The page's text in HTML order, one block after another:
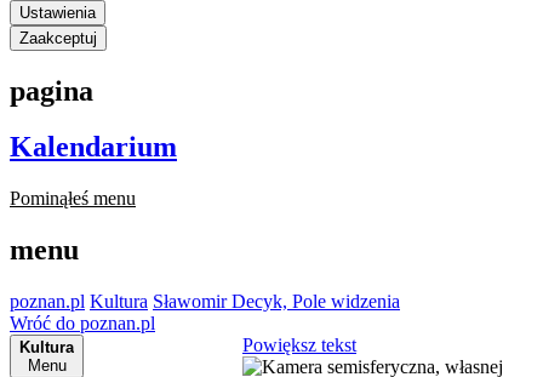
Ustawienia
Zaakceptuj
pagina
Kalendarium
Pominąłeś menu
menu
poznan.pl Kultura Sławomir Decyk, Pole widzenia
Wróć do poznan.pl
Kultura
Menu
Powiększ tekst